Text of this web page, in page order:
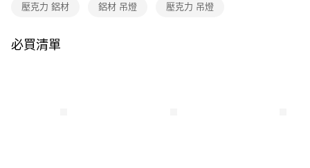
是否繳費成功／繳費後需取消欲退款等相關疑問，請聯繫「AFTEE先享後付
【注意事項】
壓克力 鋁材 鋁材 吊燈 壓克力 吊燈
必買清單